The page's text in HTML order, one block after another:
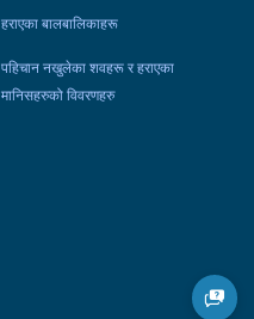
हराएका बालबालिकाहरू
पहिचान नखुलेका शवहरू र हराएका
मानिसहरुको विवरणहरु